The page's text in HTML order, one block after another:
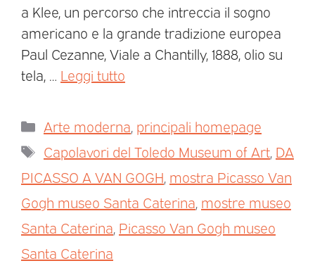
a Klee, un percorso che intreccia il sogno
americano e la grande tradizione europea
Paul Cezanne, Viale a Chantilly, 1888, olio su
tela, … Leggi tutto
Arte moderna principali homepage
Capolavori del Toledo Museum of Art DA
PICASSO A VAN GOGH mostra Picasso Van
Gogh museo Santa Caterina mostre museo
Santa Caterina Picasso Van Gogh museo
Santa Caterina